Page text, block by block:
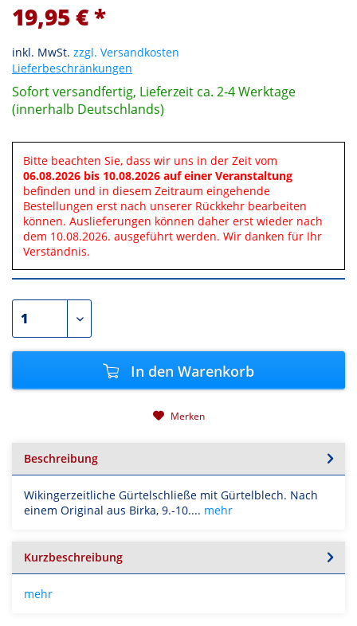
19,95 € *
inkl. MwSt. zzgl. Versandkosten
Lieferbeschränkungen
Sofort versandfertig, Lieferzeit ca. 2-4 Werktage
(innerhalb Deutschlands)
Bitte beachten Sie, dass wir uns in der Zeit vom
06.08.2026 bis 10.08.2026 auf einer Veranstaltung
befinden und in diesem Zeitraum eingehende
Bestellungen erst nach unserer Rückkehr bearbeiten
können. Auslieferungen können daher erst wieder nach
dem 10.08.2026. ausgeführt werden. Wir danken für Ihr
Verständnis.
In den Warenkorb
Merken
Beschreibung
Wikingerzeitliche Gürtelschließe mit Gürtelblech. Nach
einem Original aus Birka, 9.-10.... mehr
Kurzbeschreibung
mehr